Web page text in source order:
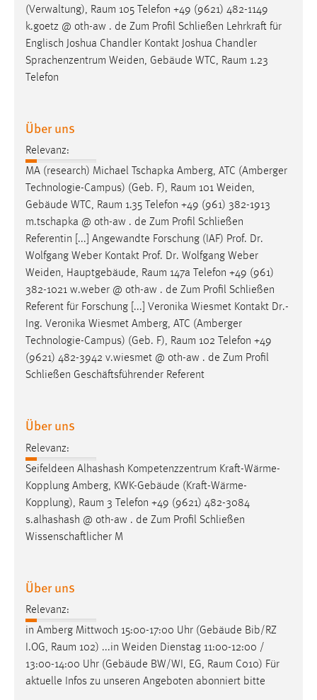
(Verwaltung), Raum 105 Telefon +49 (9621) 482-1149
k.goetz @ oth-aw . de Zum Profil Schließen Lehrkraft für
Englisch Joshua Chandler Kontakt Joshua Chandler
Sprachenzentrum Weiden, Gebäude WTC, Raum 1.23
Telefon
Über uns
Relevanz:
MA (research) Michael Tschapka Amberg, ATC (Amberger
Technologie-Campus) (Geb. F), Raum 101 Weiden,
Gebäude WTC, Raum 1.35 Telefon +49 (961) 382-1913
m.tschapka @ oth-aw . de Zum Profil Schließen
Referentin [...] Angewandte Forschung (IAF) Prof. Dr.
Wolfgang Weber Kontakt Prof. Dr. Wolfgang Weber
Weiden, Hauptgebäude, Raum 147a Telefon +49 (961)
382-1021 w.weber @ oth-aw . de Zum Profil Schließen
Referent für Forschung [...] Veronika Wiesmet Kontakt Dr.-
Ing. Veronika Wiesmet Amberg, ATC (Amberger
Technologie-Campus) (Geb. F), Raum 102 Telefon +49
(9621) 482-3942 v.wiesmet @ oth-aw . de Zum Profil
Schließen Geschäftsführender Referent
Über uns
Relevanz:
Seifeldeen Alhashash Kompetenzzentrum Kraft-Wärme-
Kopplung Amberg, KWK-Gebäude (Kraft-Wärme-
Kopplung), Raum 3 Telefon +49 (9621) 482-3084
s.alhashash @ oth-aw . de Zum Profil Schließen
Wissenschaftlicher M
Über uns
Relevanz:
in Amberg Mittwoch 15:00-17:00 Uhr (Gebäude Bib/RZ
I.OG, Raum 102) ...in Weiden Dienstag 11:00-12:00 /
13:00-14:00 Uhr (Gebäude BW/WI, EG, Raum C010) Für
aktuelle Infos zu unseren Angeboten abonniert bitte
Name:
_pk_ref, _pk_cvar, _pk_id, _pk_ses
Zweck:
Zugriffsstatistik
MARKETING
Marketing Cookies werden von Drittanbietern
verwendet, um personalisierte Werbung anzuzeigen.
Sie tun dies, indem sie Besucher über Websites
hinweg verfolgen.
Google Ads
Name:
Anbieter:
Google Ireland Limited
Zweck:
Cookie Laufzeit:
Facebook Pixel
Name:
_fbp
Zweck:
Conversion-Tracking
Cookie Laufzeit:
3 Monate